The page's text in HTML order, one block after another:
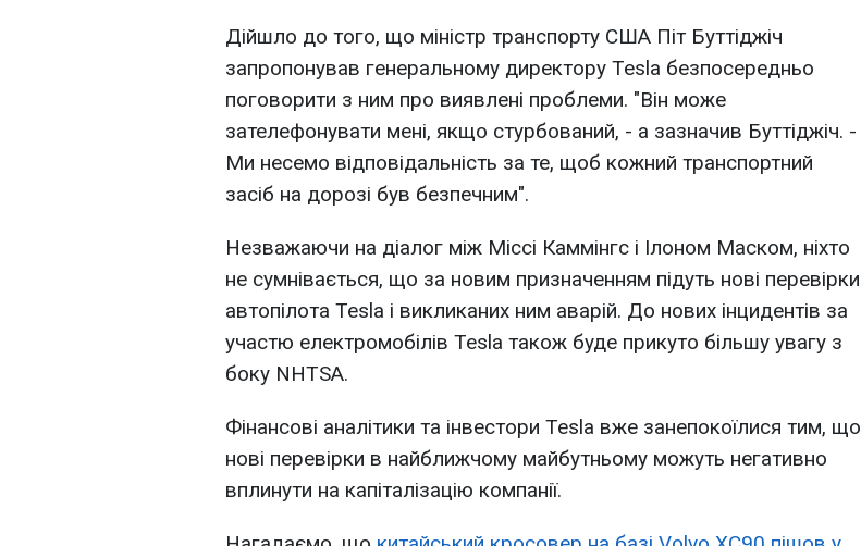
Дійшло до того, що міністр транспорту США Піт Буттіджіч
запропонував генеральному директору Tesla безпосередньо
поговорити з ним про виявлені проблеми. "Він може
зателефонувати мені, якщо стурбований, - а зазначив Буттіджіч. -
Ми несемо відповідальність за те, щоб кожний транспортний
засіб на дорозі був безпечним".
Незважаючи на діалог між Міссі Каммінгс і Ілоном Маском, ніхто
не сумнівається, що за новим призначенням підуть нові перевірки
автопілота Tesla і викликаних ним аварій. До нових інцидентів за
участю електромобілів Tesla також буде прикуто більшу увагу з
боку NHTSA.
Фінансові аналітики та інвестори Tesla вже занепокоїлися тим, що
нові перевірки в найближчому майбутньому можуть негативно
вплинути на капіталізацію компанії.